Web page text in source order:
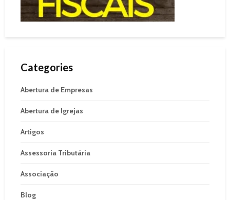
Categories
Abertura de Empresas
Abertura de Igrejas
Artigos
Assessoria Tributária
Associação
Blog